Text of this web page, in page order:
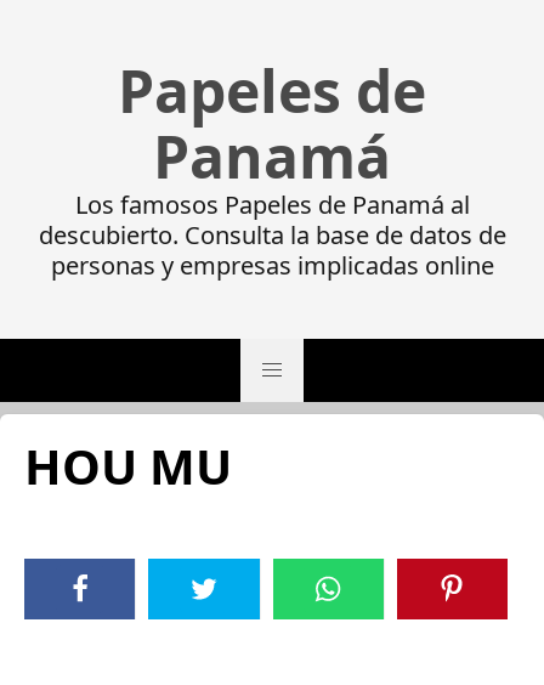
Papeles de
Panamá
Los famosos Papeles de Panamá al
descubierto. Consulta la base de datos de
personas y empresas implicadas online
HOU MU